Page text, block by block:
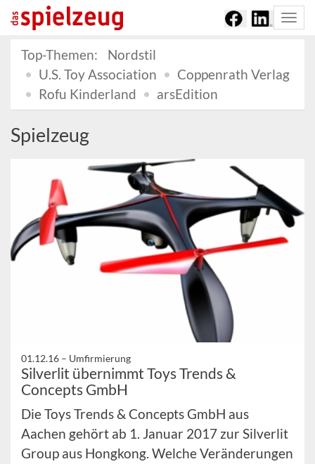
Top-Themen:
Nordstil
U.S. Toy Association
Coppenrath Verlag
Rofu Kinderland
arsEdition
Spielzeug
01.12.16 – Umfirmierung
Silverlit übernimmt Toys Trends &
Concepts GmbH
Die Toys Trends & Concepts GmbH aus
Aachen gehört ab 1. Januar 2017 zur Silverlit
Group aus Hongkong. Welche Veränderungen